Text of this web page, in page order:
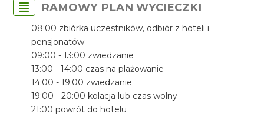
RAMOWY PLAN WYCIECZKI
08:00 zbiórka uczestników, odbiór z hoteli i
pensjonatów
09:00 - 13:00 zwiedzanie
13:00 - 14:00 czas na plażowanie
14:00 - 19:00 zwiedzanie
19:00 - 20:00 kolacja lub czas wolny
21:00 powrót do hotelu